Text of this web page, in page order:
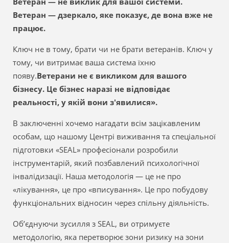
Ветеран — дзеркало, яке показує, де вона вже не
працює.
Ключ не в тому, брати чи не брати ветеранів. Ключ у
тому, чи витримає ваша система їхню
появу.Ветерани не є викликом для вашого
бізнесу. Це бізнес наразі не відповідає
реальності, у якій вони з'явилися».
В заключенні хочемо нагадати всім зацікавленим
особам, що нашому Центрі виживання та спеціальної
підготовки «SEAL» професіонали розробили
інструментарій, який позбавлений психологічної
інвалідизації. Наша методологія — це не про
«лікування», це про «вписування». Це про побудову
функціональних відносин через спільну діяльність.
Об’єднуючи зусилля з SEAL, ви отримуєте
методологію, яка перетворює зони ризику на зони